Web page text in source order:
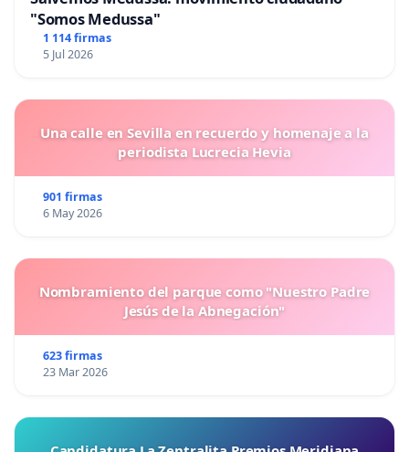
"Somos Medussa"
1 114 firmas
5 Jul 2026
Una calle en Sevilla en recuerdo y homenaje a la
periodista Lucrecia Hevia
901 firmas
6 May 2026
Nombramiento del parque como "Nuestro Padre
Jesús de la Abnegación"
623 firmas
23 Mar 2026